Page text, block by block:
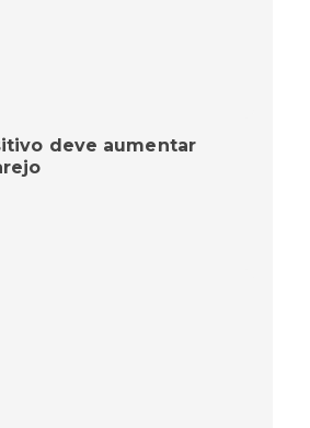
deve aumentar